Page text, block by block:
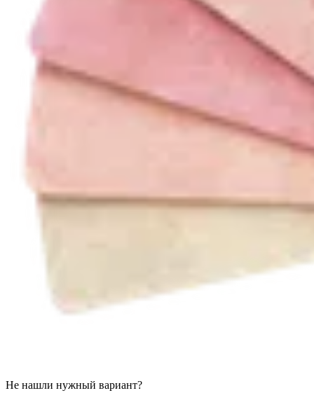
Не нашли нужный вариант?